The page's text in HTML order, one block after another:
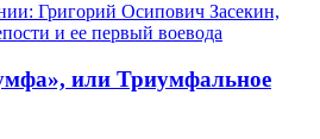
Григорий Осипович Засекин,
и ее первый воевода
или Триумфальное